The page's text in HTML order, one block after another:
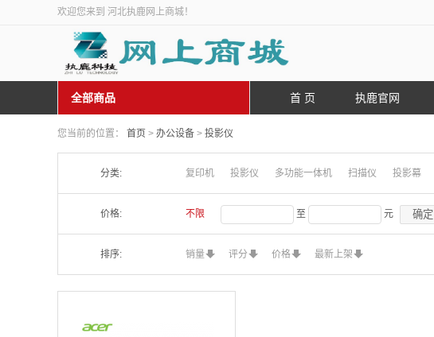
欢迎您来到 河北执鹿网上商城！
全部商品 首 页 执鹿官网
您当前的位置： 首页 > 办公设备 > 投影仪
分类: 复印机 投影仪 多功能一体机 扫描仪 投影幕
价格: 不限 至 元 确定
排序: 销量 评分 价格 最新上架